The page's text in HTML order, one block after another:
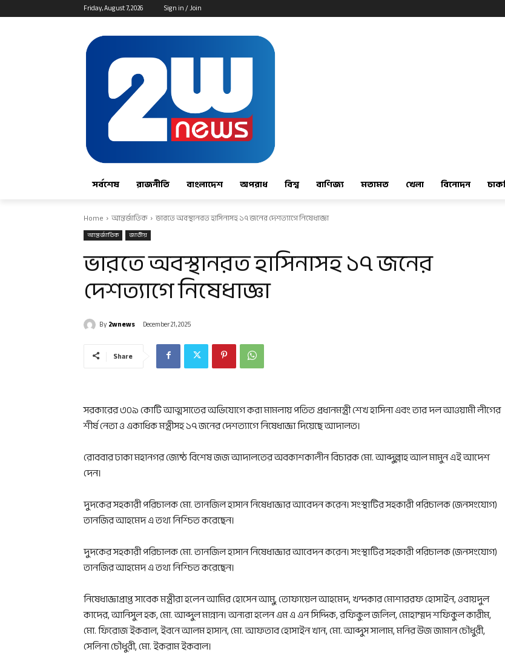
Friday, August 7, 2026 Sign in / Join
সর্বশেষ রাজনীতি বাংলাদেশ অপরাধ বিশ্ব বাণিজ্য মতামত খেলা বিনোদন
Home আন্তর্জাতিক ভারতে অবস্থানরত হাসিনাসহ ১৭ জনের দেশত্যাগে নিষেধাজ্ঞা
আন্তর্জাতিক জাতীয়
ভারতে অবস্থানরত হাসিনাসহ ১৭ জনের
দেশত্যাগে নিষেধাজ্ঞা
By2wnews December 21, 2025
Share
সরকারের ৩০৯ কোটি আত্মসাতের অভিযোগে করা মামলায় পতিত প্রধানমন্ত্রী শেখ হাসিনা এবং তার দল আওয়ামী লীগের
শীর্ষ নেতা ও একাধিক মন্ত্রীসহ ১৭ জনের দেশত্যাগে নিষেধাজ্ঞা দিয়েছে আদালত।
রোববার ঢাকা মহানগর জ্যেষ্ঠ বিশেষ জজ আদালতের অবকাশকালীন বিচারক মো. আব্দুল্লাহ আল মামুন এই আদেশ
দেন।
দুদকের সহকারী পরিচালক মো. তানজিল হাসান নিষেধাজ্ঞার আবেদন করেন। সংস্থাটির সহকারী পরিচালক (জনসংযোগ)
তানজির আহমেদ এ তথ্য নিশ্চিত করেছেন।
দুদকের সহকারী পরিচালক মো. তানজিল হাসান নিষেধাজ্ঞার আবেদন করেন। সংস্থাটির সহকারী পরিচালক (জনসংযোগ)
তানজির আহমেদ এ তথ্য নিশ্চিত করেছেন।
নিষেধাজ্ঞাপ্রাপ্ত সাবেক মন্ত্রীরা হলেন আমির হোসেন আমু, তোফায়েল আহমেদ, খন্দকার মোশাররফ হোসাইন, ওবায়দুল
কাদের, আনিসুল হক, মো. আব্দুল মান্নান। অন্যরা হলেন এম এ এন সিদ্দিক, রফিকুল জলিল, মোহাম্মদ শফিকুল কারীম,
মো. ফিরোজ ইকবাল, ইবনে আলম হাসান, মো. আফতাব হোসাইন খান, মো. আব্দুস সালাম, মনির উজ জামান চৌধুরী,
সেলিনা চৌধুরী, মো. ইকরাম ইকবাল।